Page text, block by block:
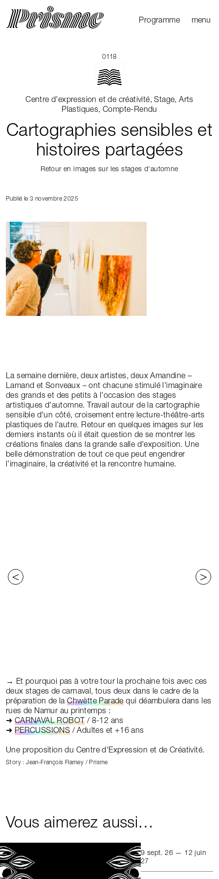
Programme
externes
Ouvrir
Fermer
menu
0118
Centre d'expression et de créativité, Stage, Arts
Plastiques, Compte-Rendu
Cartographies sensibles et
histoires partagées
Retour en images sur les stages d'automne
Publié le 3 novembre 2025
La semaine dernière, deux artistes, deux Amandine –
Lamand et Sonveaux – ont chacune stimulé l'imaginaire
des grands et des petits à l'occasion des stages
artistiques d'automne. Travail autour de la cartographie
sensible d'un côté, croisement entre lecture-théâtre-arts
plastiques de l'autre. Retour en quelques images sur les
derniers instants où il était question de se montrer les
créations finales dans la grande salle d'exposition. Une
belle démonstration de tout ce que peut engendrer
l’imaginaire, la créativité et la rencontre humaine.
< >
→ Et pourquoi pas à votre tour la prochaine fois avec ces
deux stages de carnaval, tous deux dans le cadre de la
préparation de laChwètte Paradequi déambulera dans les
rues de Namur au printemps :
➜ CARNAVAL ROBOT / 8-12 ans
➜ PERCUSSIONS / Adultes et +16 ans
Une proposition du Centre d'Expression et de Créativité.
Story : Jean-François Flamey / Prisme
Vous aimerez aussi…
9 sept. 26 — 12 juin
27